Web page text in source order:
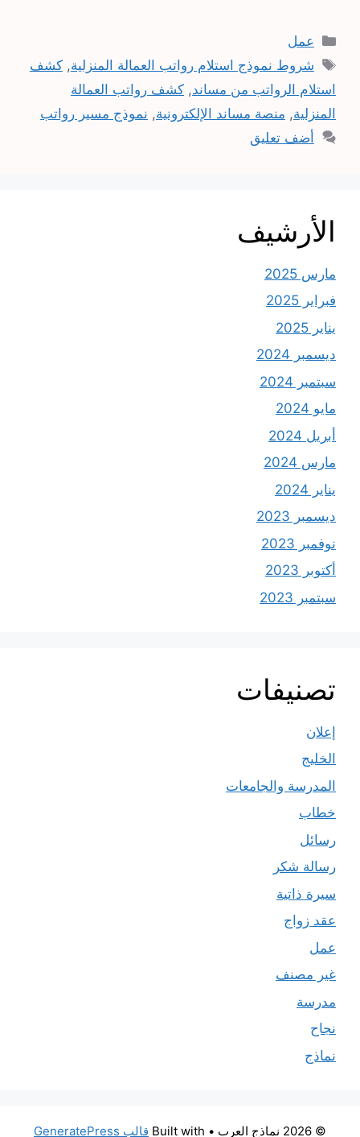
التصنيفات
عمل
الوسوم
شروط نموذج استلام رواتب العمالة المنزلية,كشف
استلام الرواتب من مساند, كشف رواتب العمالة
المنزلية, منصة مساند الإلكترونية, نموذج مسير رواتب
أضف تعليق
الأرشيف
مارس 2025
فبراير 2025
يناير 2025
ديسمبر 2024
سبتمبر 2024
مايو 2024
أبريل 2024
مارس 2024
يناير 2024
ديسمبر 2023
نوفمبر 2023
أكتوبر 2023
سبتمبر 2023
تصنيفات
إعلان
الخليج
المدرسة والجامعات
خطاب
رسائل
رسالة شكر
سيرة ذاتية
عقد زواج
عمل
غير مصنف
مدرسة
نجاح
نماذج
© 2026 نماذج العرب • Built with قالب GeneratePress